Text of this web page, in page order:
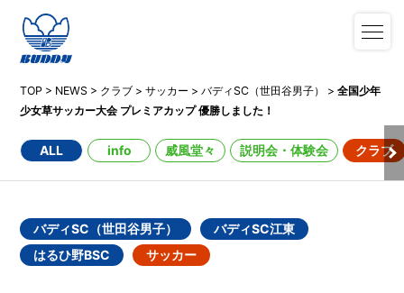
TOP > NEWS > クラブ >サッカー >バディSC（世田谷男子） >全国少年
少女草サッカー大会 プレミアカップ 優勝しました！
ALL info 威風堂々 説明会・体験会 クラブ
バディSC（世田谷男子）
バディSC江東
はるひ野BSC
サッカー